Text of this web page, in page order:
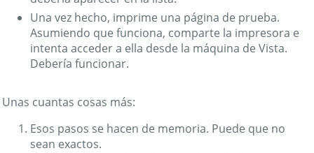
Una vez hecho, imprime una página de prueba.
Asumiendo que funciona, comparte la impresora e
intenta acceder a ella desde la máquina de Vista.
Debería funcionar.
Unas cuantas cosas más:
Esos pasos se hacen de memoria. Puede que no
sean exactos.